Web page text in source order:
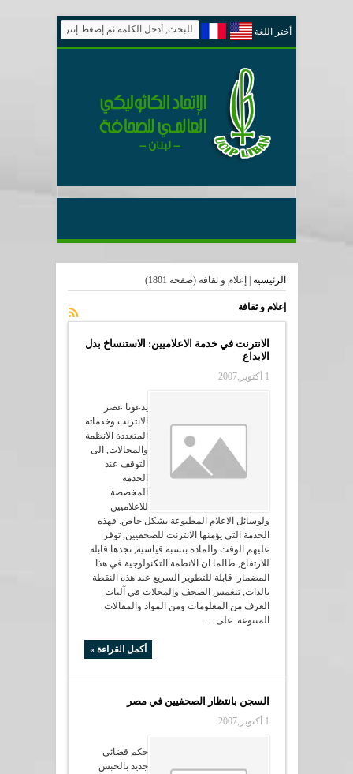
أختر اللغة
الرئيسية إعلام و ثقافة (صفحة 1801)
إعلام و ثقافة
الانترنت في خدمة الاعلاميين: الاستنساخ بدل
الابداع
1 أكتوبر,2007
يدعونا عصر
الانترنت وخدماته
المتعددة الانظمة
والمجالات, الى
التوقف عند
الخدمة
المخصصة
للاعلاميين
ولوسائل الاعلام المطبوعة بشكل خاص. فهذه
الخدمة التي يؤمنها الانترنت للصحفيين, توفر
عليهم الوقت والمادة بنسبة قياسية, نجدها قابلة
للارتفاع, طالما ان الانظمة التكنولوجية في هذا
المضمار. قابلة للتطوير السريع عند هذه النقطة
بالذات, تنغمس الصحف والمجلات في آليات
الغرف من المعلومات ومن المواد والمقالات
المتنوعة على ...
أكمل القراءة »
السجن بانتظار الصحفيين في مصر
1 أكتوبر,2007
حكم قضائي
جديد بالحبس